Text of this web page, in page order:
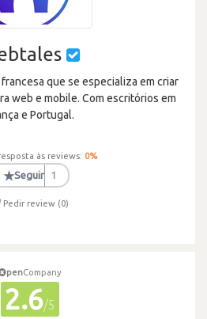
que se especializa em criar
web e mobile. Com escritórios em
e Portugal.
às reviews: 0%
★Seguir 1
Pedir review (0)
penCompany
2.6/5